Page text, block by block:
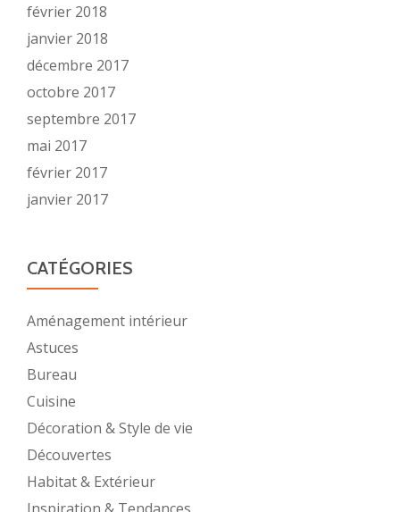
février 2018
janvier 2018
décembre 2017
octobre 2017
septembre 2017
mai 2017
février 2017
janvier 2017
CATÉGORIES
Aménagement intérieur
Astuces
Bureau
Cuisine
Décoration & Style de vie
Découvertes
Habitat & Extérieur